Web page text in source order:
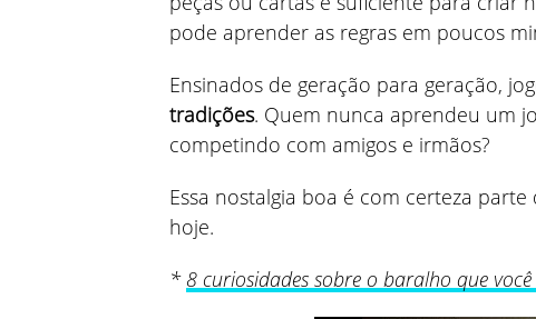
pode aprender as regras em poucos
Ensinados de geração para geração,
tradições. Quem nunca aprendeu um
competindo com amigos e irmãos?
Essa nostalgia boa é com certeza
hoje.
* 8 curiosidades sobre o baralho que